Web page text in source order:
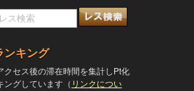
ンキング
クセス後の滞在時間を集計しPt化
ングしています（ リンクについ